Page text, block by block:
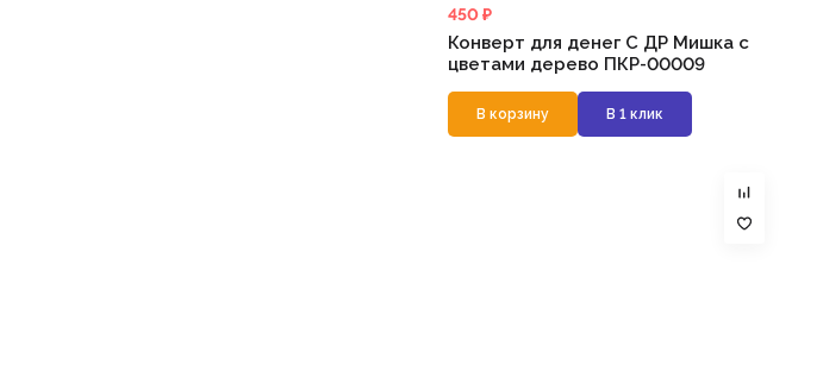
450 ₽
Конверт для денег С ДР Мишка с
цветами дерево ПКР-00009
В корзину В 1 клик